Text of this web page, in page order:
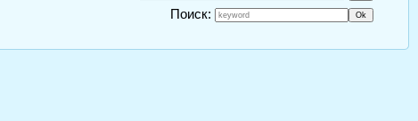
Поиск: